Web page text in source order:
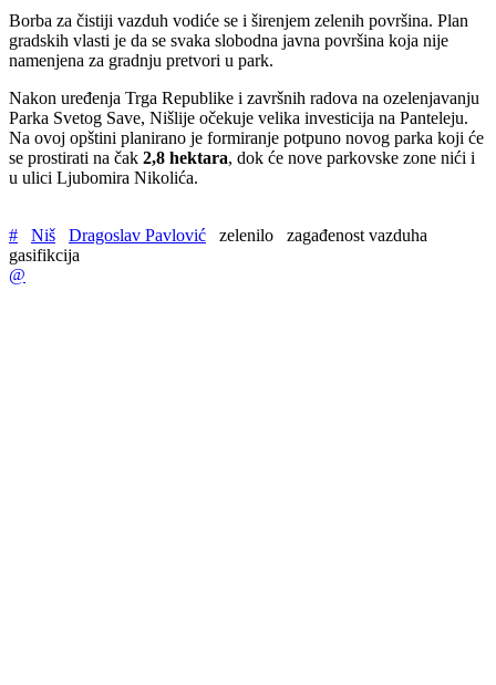
Borba za čistiji vazduh vodiće se i širenjem zelenih površina. Plan
gradskih vlasti je da se svaka slobodna javna površina koja nije
namenjena za gradnju pretvori u park.
Nakon uređenja Trga Republike i završnih radova na ozelenjavanju
Parka Svetog Save, Nišlije očekuje velika investicija na Panteleju.
Na ovoj opštini planirano je formiranje potpuno novog parka koji će
se prostirati na čak 2,8 hektara, dok će nove parkovske zone nići i
u ulici Ljubomira Nikolića.
# Niš Dragoslav Pavlović zelenilo
zagađenost vazduha
gasifikcija
@